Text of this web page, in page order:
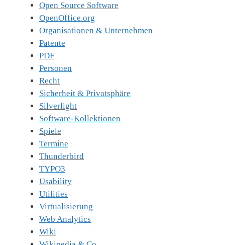
Open Source Software
OpenOffice.org
Organisationen & Unternehmen
Patente
PDF
Personen
Recht
Sicherheit & Privatsphäre
Silverlight
Software-Kollektionen
Spiele
Termine
Thunderbird
TYPO3
Usability
Utilities
Virtualisierung
Web Analytics
Wiki